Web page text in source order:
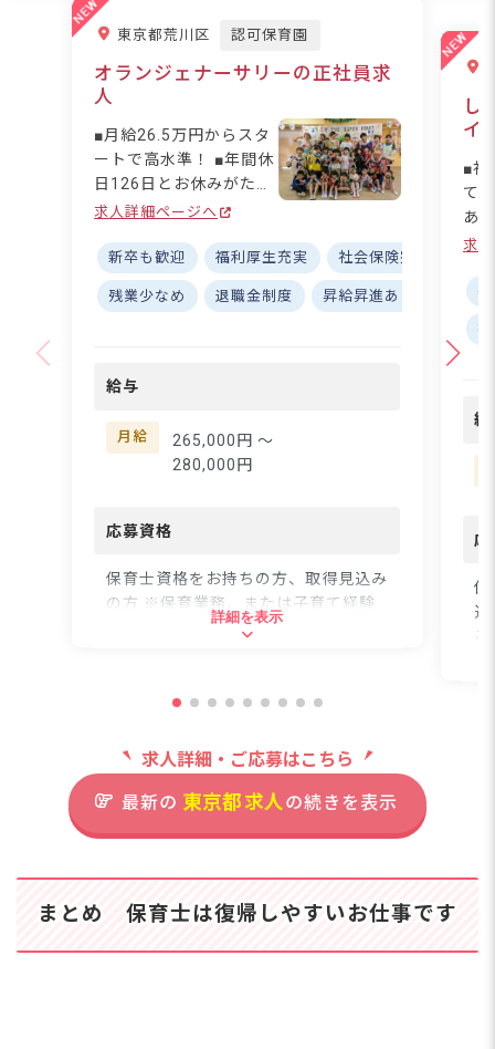
東京都荒川区 認可保育園
オランジェナーサリーの正社員求
人
■月給26.5万円からスタ
ートで高水準！ ■年間休
日126日とお休みがたっ
ぷり♪ ■残業なしでプラ
■駅から徒歩5分で毎日
の通勤がラクラク！ ー
ー【子どもたちと丁寧に
オランジェナーサリー
様をお預かりする認可保
育所です。アットホーム
な雰囲気の中で、楽しさ
子どもたちを育んでいま
良く、一人ひとりの職員
としっかり向き合う社風
があるため、困ったこと
ーー【無理なく長く続け
自慢は何といっても働き
やすさです。年間休日は
126日と比較的多く、プ
ライベートも大切にでき
の予定も立てやすくメリ
求人詳細ページへ
新卒も歓迎 福利厚生充実 社会保険完備 寮
残業少なめ 退職金制度 昇給昇進あり 研修
給与
月給
265,000円 〜
280,000円
応募資格
保育士資格をお持ちの方、取得見込み
の方 ※保育業務、または子育て経験
がある方歓迎 ※新卒・初心者、ブラ
東京都荒川区西尾久4-27-1ヴェルデ
JR線「尾久駅」徒歩5分
※自転車通勤OK、マイカー通
詳細を表示
し
イ
■社
て
あ
～
で
ー
あ
性
た
と
か
も
フ
ま
フ
で
求
給
応
保
込
求人詳細・ご応募はこちら
最新の 東京都 求人 の続きを表示
まとめ 保育士は復帰しやすいお仕事です